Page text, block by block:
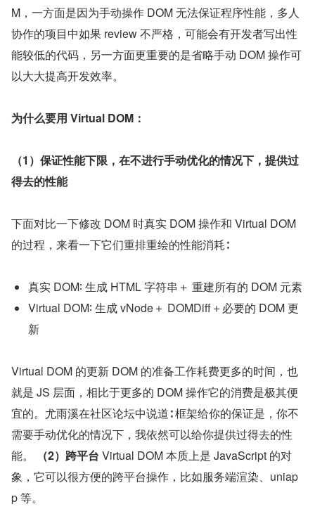
M，一方面是因为手动操作 DOM 无法保证程序性能，多人
协作的项目中如果 review 不严格，可能会有开发者写出性
能较低的代码，另一方面更重要的是省略手动 DOM 操作可
以大大提高开发效率。
为什么要用 Virtual DOM：
（1）保证性能下限，在不进行手动优化的情况下，提供过
得去的性能
下面对比一下修改 DOM 时真实 DOM 操作和 Virtual DOM
的过程，来看一下它们重排重绘的性能消耗∶
真实 DOM∶ 生成 HTML 字符串＋ 重建所有的 DOM 元素
Virtual DOM∶ 生成 vNode＋ DOMDiff＋必要的 DOM 更
新
Virtual DOM 的更新 DOM 的准备工作耗费更多的时间，也
就是 JS 层面，相比于更多的 DOM 操作它的消费是极其便
宜的。尤雨溪在社区论坛中说道∶ 框架给你的保证是，你不
需要手动优化的情况下，我依然可以给你提供过得去的性
能。
（2）跨平台 Virtual DOM 本质上是 JavaScript 的对
象，它可以很方便的跨平台操作，比如服务端渲染、uniap
p 等。